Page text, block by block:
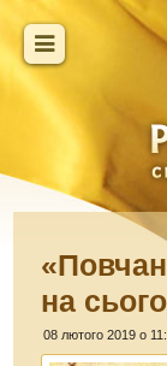
на
08 лютого 2019 о